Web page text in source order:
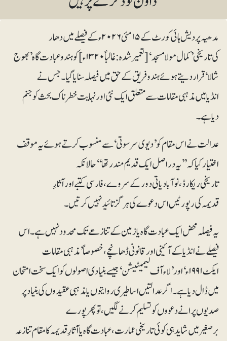
مدھیہ پردیش ہائی کورٹ کے ۱۵مئی ۲۰۲۶ء کے فیصلے میں دھار
کی تاریخی ’کمال مولا مسجد‘ [تعمیرشدہ:غالباً ۱۳۲۰ء]کو ہندو عبادت گاہ ’بھوج
شالا‘ قرار دیتے ہوئے ہندو فریق کے حق میں فیصلہ سنایا گیا۔ جس نے
انڈیا میں مذہبی مقامات سے متعلق ایک نئی اور نہایت خطرناک بحث کو جنم
دیا ہے۔
عدالت نے اس مقام کو ’دیوی سرسوتی‘ سے منسوب کرتے ہوئے یہ موقف
اختیار کیا کہ ’’یہ دراصل ایک قدیم مندر تھا‘‘حالانکہ
تاریخی ریکارڈ، نوآبادیاتی دور کے سروے، فارسی کتبے اور آثارِ
قدیمہ کی رپورٹیں اس دعوے کی ہرگز تائید نہیں کرتیں۔
یہ فیصلہ محض ایک عبادت گاہ یا زمین کے تنازعے تک محدود نہیں ہے۔ اس
فیصلے نے انڈیا کے آئینی اور قانونی ڈھانچے، خصوصاً ’مذہبی مقامات
ایکٹ ۱۹۹۱ء‘اور’لاء آف لیمیٹیشن‘جیسے بنیادی اصولوں کو ایک سخت امتحان
میں ڈال دیا ہے۔اگر عدالتیں اساطیری روایتوں یا مذہبی عقیدوں کی بنیاد پر
صدیوں پرانے دعووں کو تسلیم کرنے لگیں، تو پھر پورے
برصغیر میں شاید ہی کوئی تاریخی عمارت، عبادت گاہ یا آثارِ قدیمہ کا مقام تنازعہ